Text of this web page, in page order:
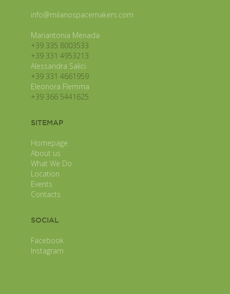
info@milanospacemakers.com
Mariantonia Menada
+39 335 8003533
+39 331 4953213
Alessandra Salici
+39 331 4661959
Eleonora Flemma
+39 366 5441625
SITEMAP
Homepage
About us
What We Do
Location
Events
Contacts
SOCIAL
Facebook
Instagram